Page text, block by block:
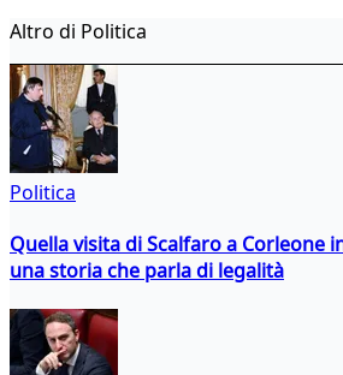
Altro di Politica
Politica
Quella visita di Scalfaro a Corleone
una storia che parla di legalità